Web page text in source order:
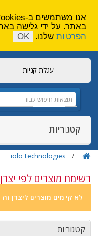
עגלת קניות
קטגוריות
iolo technologies
רשימת מוצרים לפי יצרן Iolo Technologies
לא קיימים מוצרים ליצרן זה
קטגוריות
באתר. על ידי גלישה
הפרטיות שלנו. OK